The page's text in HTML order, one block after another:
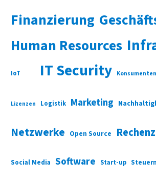
Finanzierung
Human Resources
IoT IT Security Konsumenten
Lizenzen Logistik Marketing
Netzwerke Open Source
Social Media Software Start-up Steuern